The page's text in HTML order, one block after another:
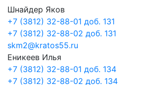
Шнайдер Яков
+7 (3812) 32-88-01 доб. 131
+7 (3812) 32-88-02 доб. 131
skm2@kratos55.ru
Еникеев Илья
+7 (3812) 32-88-01 доб. 134
+7 (3812) 32-88-02 доб. 134